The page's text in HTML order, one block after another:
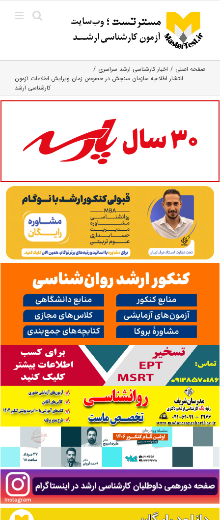
content
صفحه اصلی
اخبار کارشناسی ارشد سراسری
انتشار اطلاعیه سازمان سنجش در خصوص زمان ویرایش اطلاعات آزمون
کارشناسی ارشد